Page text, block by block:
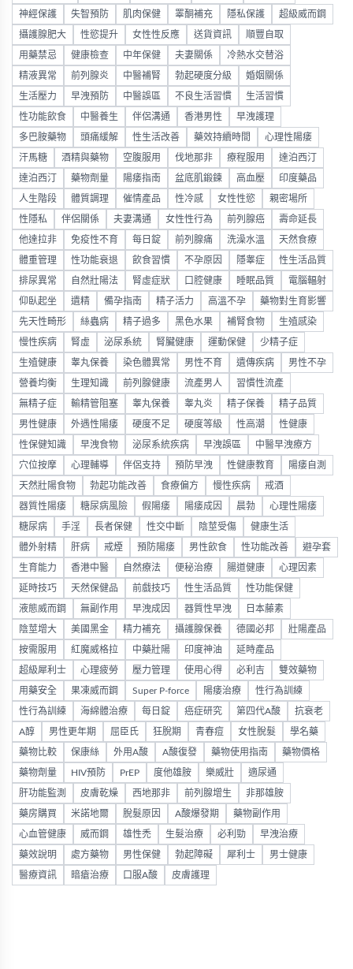
神經保護 失智預防 肌肉保健 睪酮補充 隱私保護 超級威而鋼
攝護腺肥大 性慾提升 女性性反應 送貨資訊 順豐自取
用藥禁忌 健康檢查 中年保健 夫妻關係 冷熱水交替浴
精液異常 前列腺炎 中醫補腎 勃起硬度分級 婚姻關係
生活壓力 早洩預防 中醫誤區 不良生活習慣 生活習慣
性功能飲食 中醫養生 伴侶溝通 香港男性 早洩護理
多巴胺藥物 頭痛緩解 性生活改善 藥效持續時間 心理性陽痿
汗馬糖 酒精與藥物 空腹服用 伐地那非 療程服用 達泊西汀
達泊西汀 藥物劑量 陽痿指南 盆底肌鍛鍊 高血壓 印度藥品
人生階段 體質調理 催情產品 性冷感 女性性慾 親密場所
性隱私 伴侶關係 夫妻溝通 女性性行為 前列腺癌 壽命延長
他達拉非 免疫性不育 每日錠 前列腺痛 洗澡水溫 天然食療
體重管理 性功能衰退 飲食習慣 不孕原因 隱睾症 性生活品質
排尿異常 自然壯陽法 腎虛症狀 口腔健康 睡眠品質 電腦輻射
仰臥起坐 遺精 備孕指南 精子活力 高溫不孕 藥物對生育影響
先天性畸形 絲蟲病 精子過多 黑色水果 補腎食物 生殖感染
慢性疾病 腎虛 泌尿系統 腎臟健康 運動保健 少精子症
生殖健康 睾丸保養 染色體異常 男性不育 遺傳疾病 男性不孕
營養均衡 生理知識 前列腺健康 流產男人 習慣性流產
無精子症 輸精管阻塞 睾丸保養 睾丸炎 精子保養 精子品質
男性健康 外遇性陽痿 硬度不足 硬度等級 性高潮 性健康
性保健知識 早洩食物 泌尿系統疾病 早洩誤區 中醫早洩療方
穴位按摩 心理輔導 伴侶支持 預防早洩 性健康教育 陽痿自測
天然壯陽食物 勃起功能改善 食療偏方 慢性疾病 戒酒
器質性陽痿 糖尿病風險 假陽痿 陽痿成因 晨勃 心理性陽痿
糖尿病 手淫 長者保健 性交中斷 陰莖受傷 健康生活
體外射精 肝病 戒煙 預防陽痿 男性飲食 性功能改善 避孕套
生育能力 香港中醫 自然療法 便秘治療 腸道健康 心理因素
延時技巧 天然保健品 前戲技巧 性生活品質 性功能保健
液態威而鋼 無副作用 早洩成因 器質性早洩 日本藤素
陰莖增大 美國黑金 精力補充 攝護腺保養 德國必邦 壯陽產品
按需服用 紅魔威格拉 中藥壯陽 印度神油 延時產品
超級犀利士 心理疲勞 壓力管理 使用心得 必利吉 雙效藥物
用藥安全 果凍威而鋼 Super P-force 陽痿治療 性行為訓練
性行為訓練 海綿體治療 每日錠 癌症研究 第四代A酸 抗衰老
A醇 男性更年期 屈臣氏 狂脫期 青春痘 女性脫髮 學名藥
藥物比較 保康絲 外用A酸 A酸復發 藥物使用指南 藥物價格
藥物劑量 HIV預防 PrEP 度他雄胺 樂威壯 適尿通
肝功能監測 皮膚乾燥 西地那非 前列腺增生 非那雄胺
藥房購買 米諾地爾 脫髮原因 A酸爆發期 藥物副作用
心血管健康 威而鋼 雄性禿 生髮治療 必利勁 早洩治療
藥效說明 處方藥物 男性保健 勃起障礙 犀利士 男士健康
醫療資訊 暗瘡治療 口服A酸 皮膚護理